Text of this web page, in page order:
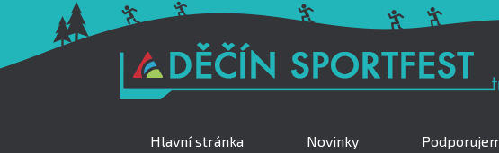
Hlavní stránka Novinky